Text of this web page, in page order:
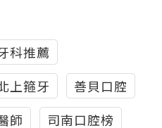
科推薦
上箍牙
善貝口腔
師 司南口腔榜